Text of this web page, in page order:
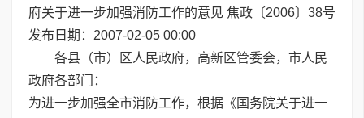
府关于进一步加强消防工作的意见 焦政〔2006〕38号
发布日期：2007-02-05 00:00
各县（市）区人民政府，高新区管委会，市人民
政府各部门：
为进一步加强全市消防工作，根据《国务院关于进一